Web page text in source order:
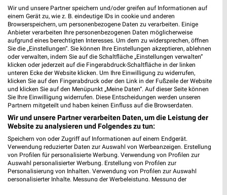
510,79 km • Angebote: 3 Prospekte
Ernsting's family Germering
Münchener Straße 1
82110 Germering
Heute 09:00 - 20:00 Uhr |
Geöffnet
508,10 km
Rossmann Geretsried
Egerlandstr. 70
82538 Geretsried
Heute 08:00 - 20:00 Uhr | Geöffnet
Wir und unsere Partner speichern und/oder greifen auf Informationen auf
einem Gerät zu, wie z. B. eindeutige IDs in cookie und anderen
Browserspeichern, um personenbezogene Daten zu verarbeiten. Einige
Anbieter verarbeiten Ihre personenbezogenen Daten möglicherweise
aufgrund eines berechtigten Interesses. Um dem zu widersprechen, öffnen
Sie die „Einstellungen“. Sie können Ihre Einstellungen akzeptieren, ablehnen
oder verwalten, indem Sie auf die Schaltfläche „Einstellungen verwalten“
klicken oder jederzeit auf die Fingerabdruck-Schaltfläche in der linken
unteren Ecke der Website klicken. Um Ihre Einwilligung zu widerrufen,
klicken Sie auf den Fingerabdruck oder den Link in der Fußzeile der Website
und klicken Sie auf den Menüpunkt „Meine Daten“. Auf dieser Seite können
Sie Ihre Einwilligung widerrufen. Diese Entscheidungen werden unseren
Partnern mitgeteilt und haben keinen Einfluss auf die Browserdaten.
Wir und unsere Partner verarbeiten Daten, um die Leistung der
Website zu analysieren und Folgendes zu tun:
Speichern von oder Zugriff auf Informationen auf einem Endgerät.
Verwendung reduzierter Daten zur Auswahl von Werbeanzeigen. Erstellung
von Profilen für personalisierte Werbung. Verwendung von Profilen zur
Auswahl personalisierter Werbung. Erstellung von Profilen zur
Personalisierung von Inhalten. Verwendung von Profilen zur Auswahl
personalisierter Inhalte. Messung der Werbeleistung. Messung der